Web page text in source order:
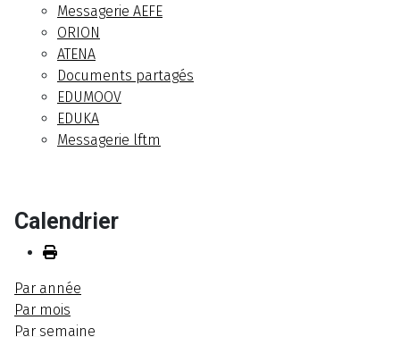
Messagerie AEFE
ORION
ATENA
Documents partagés
EDUMOOV
EDUKA
Messagerie lftm
Calendrier
Par année
Par mois
Par semaine